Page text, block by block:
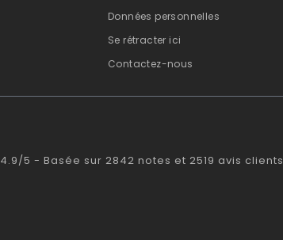
Données personnelles
Se rétracter ici
Contactez-nous
4.9/5 - Basée sur 2842 notes et 2519 avis clients